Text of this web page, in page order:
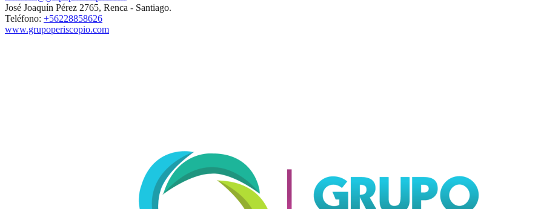
José Joaquín Pérez 2765, Renca - Santiago.
Teléfono: +56228858626
www.grupoperiscopio.com